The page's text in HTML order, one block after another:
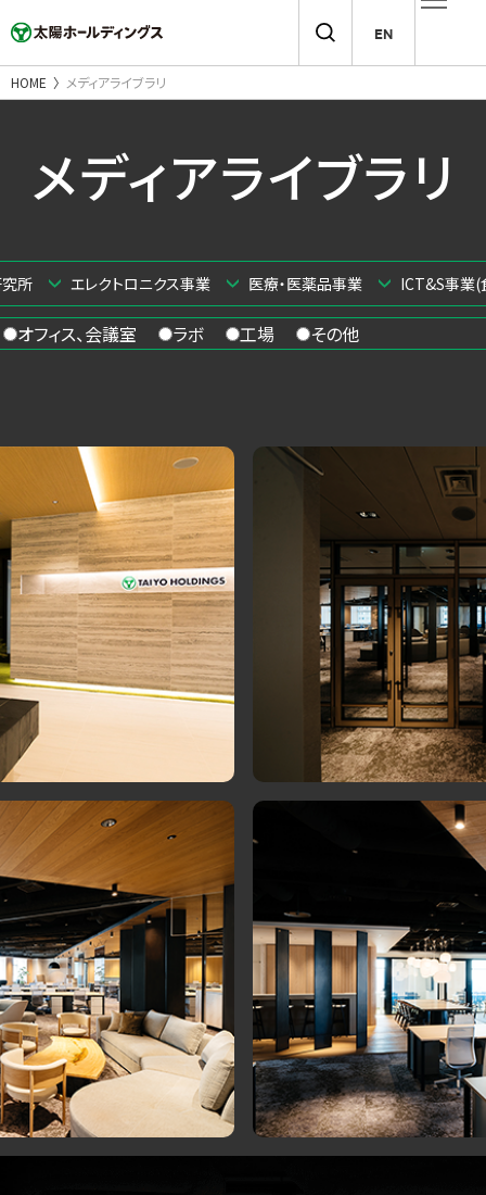
EN
HOME メディアライブラリ
メディアライブラリ
所 エレクトロニクス事業 医療・医薬品事業 ICT&S事業(
オフィス、会議室 ラボ 工場 その他